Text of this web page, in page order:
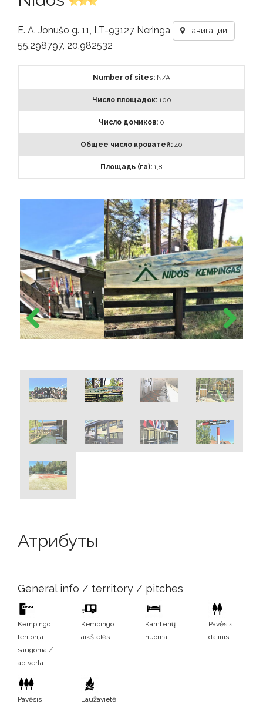
E. A. Jonušo g. 11, LT-93127 Neringa навигации
55.298797, 20.982532
Number of sites: N/A
Число площадок: 100
Число домиков: 0
Общее число кроватей: 40
Площадь (га): 1,8
Previous Next
Атрибуты
General info / territory / pitches
Kempingo
teritorija
saugoma /
aptverta
Kempingo
aikštelės
Kambarių
nuoma
Pavėsis
dalinis
Pavėsis Laužavietė